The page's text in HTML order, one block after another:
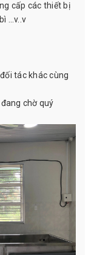
cấp các thiết bị
…v..v
tác khác cùng
chờ quý